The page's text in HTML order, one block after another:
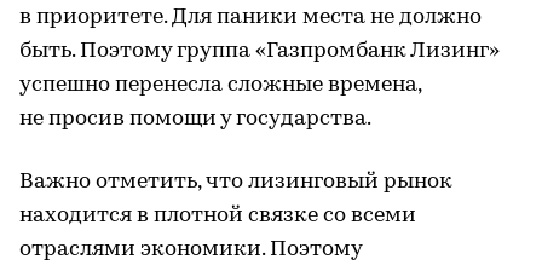
в приоритете. Для паники места не должно
быть. Поэтому группа «Газпромбанк Лизинг»
успешно перенесла сложные времена,
не просив помощи у государства.
Важно отметить, что лизинговый рынок
находится в плотной связке со всеми
отраслями экономики. Поэтому